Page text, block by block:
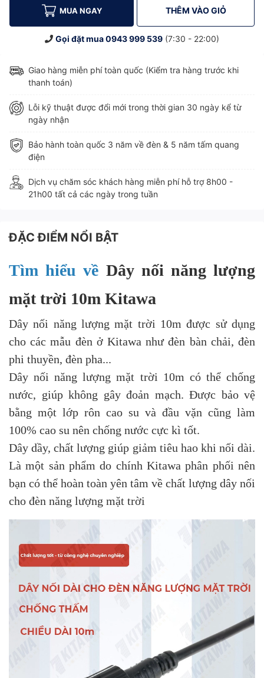
MUA NGAY THÊM VÀO GIỎ
Gọi đặt mua0943 999 539 (7:30 - 22:00)
Giao hàng miễn phí toàn quốc (Kiểm tra hàng trước khi
thanh toán)
Lỗi kỹ thuật được đổi mới trong thời gian 30 ngày kể từ
ngày nhận
Bảo hành toàn quốc 3 năm về đèn & 5 năm tấm quang
điện
Dịch vụ chăm sóc khách hàng miễn phí hỗ trợ 8h00 -
21h00 tất cả các ngày trong tuần
ĐẶC ĐIỂM NỔI BẬT
Tìm hiểu về Dây nối năng lượng
mặt trời 10m Kitawa
Dây nối năng lượng mặt trời 10m được sử dụng
cho các mẫu đèn ở Kitawa như đèn bàn chải, đèn
phi thuyền, đèn pha...
Dây nối năng lượng mặt trời 10m có thể chống
nước, giúp không gây đoản mạch. Được bảo vệ
bằng một lớp rôn cao su và đầu vặn cũng làm
100% cao su nên chống nước cực kì tốt.
Dây dầy, chất lượng giúp giảm tiêu hao khi nối dài.
Là một sản phẩm do chính Kitawa phân phối nên
bạn có thể hoàn toàn yên tâm về chất lượng dây nối
cho đèn năng lượng mặt trời